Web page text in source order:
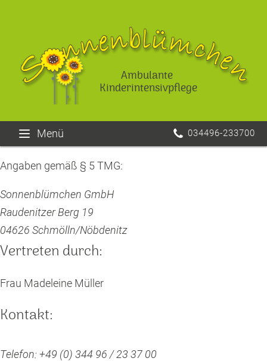
Ambulante
Kinderintensivpflege
Menü 034496-233700
Angaben gemäß § 5 TMG:
Sonnenblümchen GmbH
Raudenitzer Berg 19
04626 Schmölln/Nöbdenitz
Vertreten durch:
Frau Madeleine Müller
Kontakt:
Telefon: +49 (0) 344 96 / 23 37 00